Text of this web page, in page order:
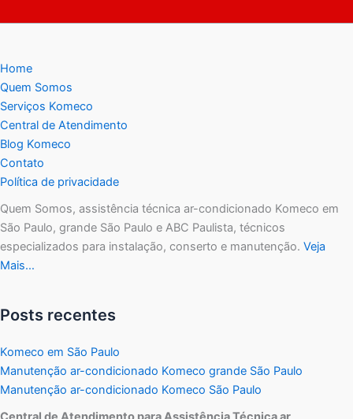
Home
Quem Somos
Serviços Komeco
Central de Atendimento
Blog Komeco
Contato
Política de privacidade
Quem Somos, assistência técnica ar-condicionado Komeco em
São Paulo, grande São Paulo e ABC Paulista, técnicos
especializados para instalação, conserto e manutenção. Veja
Mais…
Posts recentes
Komeco em São Paulo
Manutenção ar-condicionado Komeco grande São Paulo
Manutenção ar-condicionado Komeco São Paulo